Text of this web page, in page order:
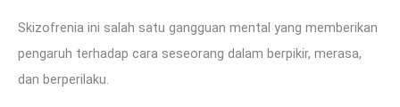
Skizofrenia ini salah satu gangguan mental yang memberikan
pengaruh terhadap cara seseorang dalam berpikir, merasa,
dan berperilaku.